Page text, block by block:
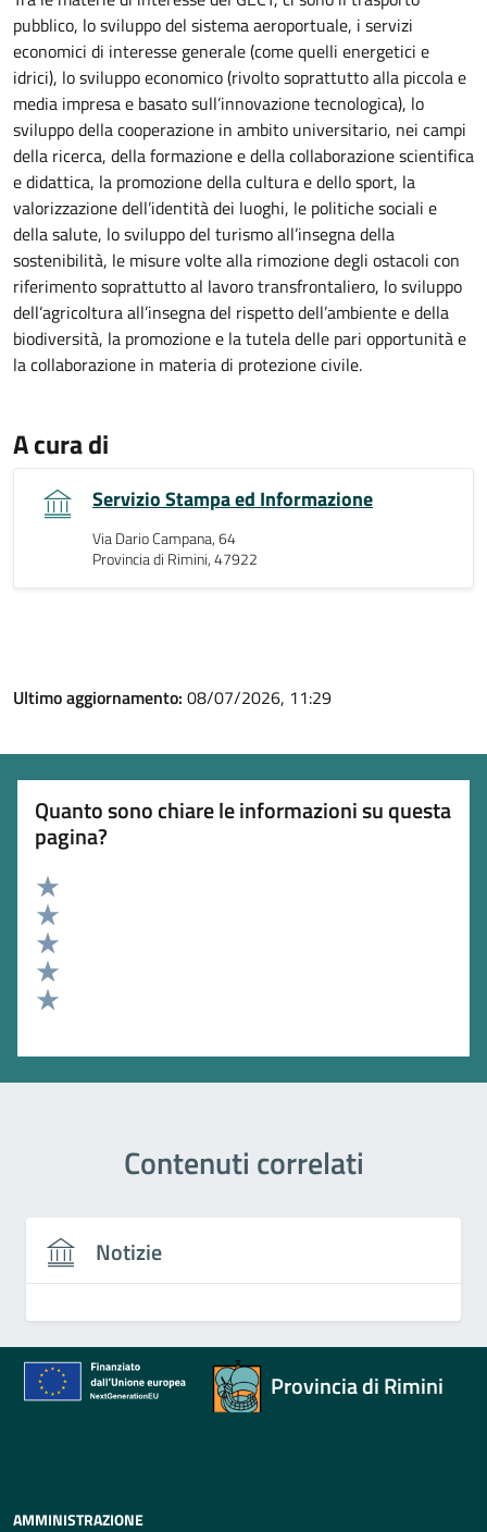
pubblico, lo sviluppo del sistema aeroportuale, i servizi
economici di interesse generale (come quelli energetici e
idrici), lo sviluppo economico (rivolto soprattutto alla piccola e
media impresa e basato sull’innovazione tecnologica), lo
sviluppo della cooperazione in ambito universitario, nei campi
della ricerca, della formazione e della collaborazione scientifica
e didattica, la promozione della cultura e dello sport, la
valorizzazione dell’identità dei luoghi, le politiche sociali e
della salute, lo sviluppo del turismo all’insegna della
sostenibilità, le misure volte alla rimozione degli ostacoli con
riferimento soprattutto al lavoro transfrontaliero, lo sviluppo
dell’agricoltura all’insegna del rispetto dell’ambiente e della
biodiversità, la promozione e la tutela delle pari opportunità e
la collaborazione in materia di protezione civile.
A cura di
Servizio Stampa ed Informazione
Via Dario Campana, 64
Provincia di Rimini, 47922
Ultimo aggiornamento: 08/07/2026, 11:29
Quanto sono chiare le informazioni su questa
pagina?
Valuta 5 stelle su 5
Valuta 4 stelle su 5
Valuta 3 stelle su 5
Valuta 2 stelle su 5
Contenuti correlati
Notizie
Provincia di Rimini
AMMINISTRAZIONE